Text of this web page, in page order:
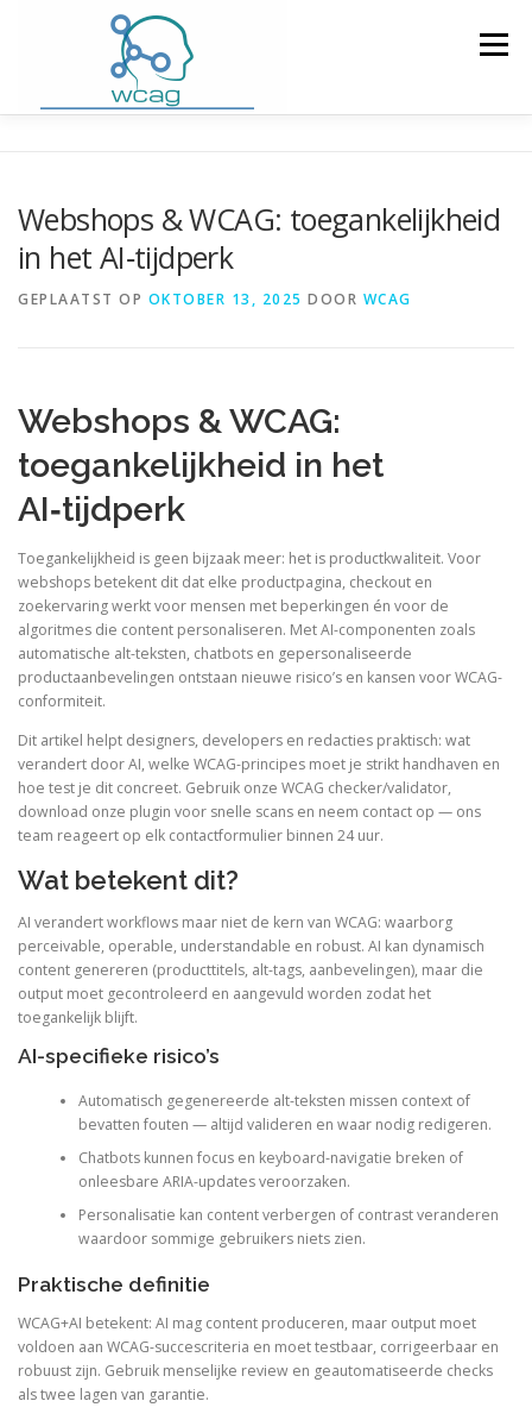
Menu
WCAG CHECKER / VALIDATOR
Webshops & WCAG: toegankelijkheid
in het AI‑tijdperk
GEPLAATST OP OKTOBER 13, 2025 DOOR WCAG
Webshops & WCAG:
toegankelijkheid in het
AI‑tijdperk
Toegankelijkheid is geen bijzaak meer: het is productkwaliteit. Voor
webshops betekent dit dat elke productpagina, checkout en
zoekervaring werkt voor mensen met beperkingen én voor de
algoritmes die content personaliseren. Met AI-componenten zoals
automatische alt-teksten, chatbots en gepersonaliseerde
productaanbevelingen ontstaan nieuwe risico’s en kansen voor WCAG-
conformiteit.
Dit artikel helpt designers, developers en redacties praktisch: wat
verandert door AI, welke WCAG-principes moet je strikt handhaven en
hoe test je dit concreet. Gebruik onze WCAG checker/validator,
download onze plugin voor snelle scans en neem contact op — ons
team reageert op elk contactformulier binnen 24 uur.
Wat betekent dit?
AI verandert workflows maar niet de kern van WCAG: waarborg
perceivable, operable, understandable en robust. AI kan dynamisch
content genereren (producttitels, alt-tags, aanbevelingen), maar die
output moet gecontroleerd en aangevuld worden zodat het
toegankelijk blijft.
AI-specifieke risico’s
Automatisch gegenereerde alt-teksten missen context of
bevatten fouten — altijd valideren en waar nodig redigeren.
Chatbots kunnen focus en keyboard-navigatie breken of
onleesbare ARIA-updates veroorzaken.
Personalisatie kan content verbergen of contrast veranderen
waardoor sommige gebruikers niets zien.
Praktische definitie
WCAG+AI betekent: AI mag content produceren, maar output moet
voldoen aan WCAG-succescriteria en moet testbaar, corrigeerbaar en
robuust zijn. Gebruik menselijke review en geautomatiseerde checks
als twee lagen van garantie.